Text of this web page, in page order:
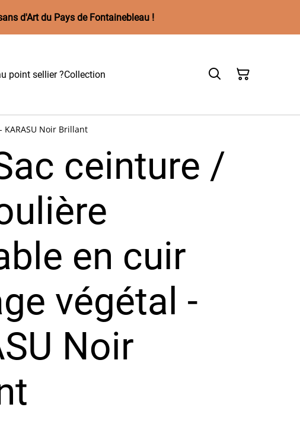
d'Art du Pays de Fontainebleau !
point sellier ?Collection
Noir Brillant
ceinture /
en cuir
végétal -
Noir